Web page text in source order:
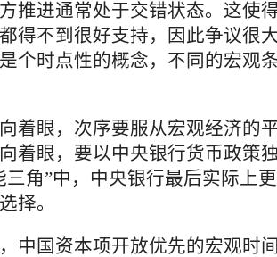
推进通常处于交错状态。这使
得不到很好支持，因此争议很
个时点性的概念，不同的宏观
眼，次序要服从宏观经济的
着眼，要以中央银行货币政策
三角”中，中央银行最后实际上
择。
国资本项开放优先的宏观时